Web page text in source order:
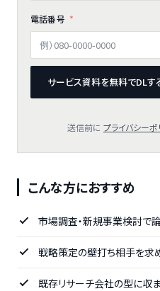
電話番号
サービス資料を無料でDLす
送信前に プライバシーポ
こんな方におすすめ
市場調査・新規事業検討で
戦略策定の壁打ち相手を求
既存リサーチ会社の型に収